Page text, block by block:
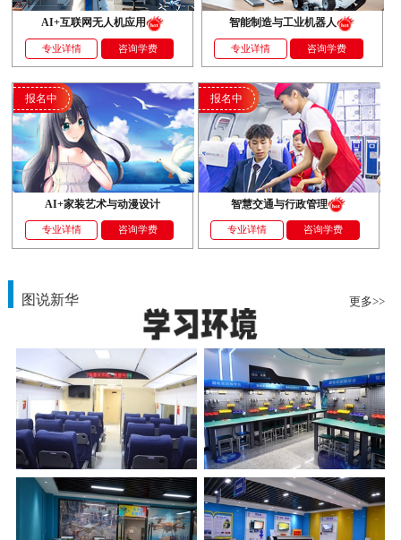
AI+互联网无人机应用
专业详情 咨询学费
智能制造与工业机器人
专业详情 咨询学费
报名中
AI+家装艺术与动漫设计
专业详情 咨询学费
报名中
智慧交通与行政管理
专业详情 咨询学费
图说新华 更多>>